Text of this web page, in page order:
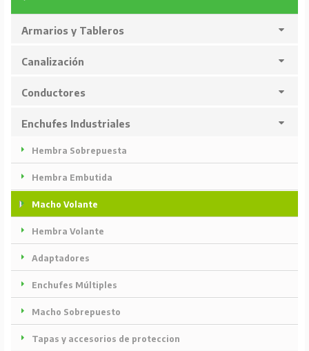
Armarios y Tableros
Canalización
Conductores
Enchufes Industriales
Hembra Sobrepuesta
Hembra Embutida
Macho Volante
Hembra Volante
Adaptadores
Enchufes Múltiples
Macho Sobrepuesto
Tapas y accesorios de proteccion